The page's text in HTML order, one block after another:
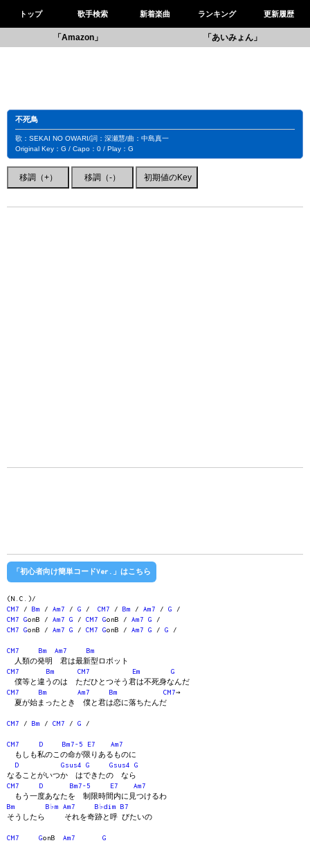
トップ 歌手検索 新着楽曲 ランキング 更新履歴
「Amazon」 「あいみょん」
不死鳥
歌：SEKAI NO OWARI/詞：深瀬慧/曲：中島真一
Original Key：G / Capo：0 / Play：G
「初心者向け簡単コードVer.」はこちら
(N.C.)/
CM7 / Bm / Am7 / G / CM7 / Bm / Am7 / G /
CM7
GonB / Am7 G / CM7 GonB / Am7 G /
CM7
GonB / Am7 G / CM7 GonB / Am7 G / G /
CM7 Bm Am7
Bm
人類の発明 君は最新型ロボット
CM7
Bm CM7 Em
G
僕等と違うのは ただひとつそう君は不死身なんだ
CM7
Bm Am7 Bm CM7→
夏が始まったとき 僕と君は恋に落ちたんだ
CM7 / Bm / CM7 / G /
CM7 D Bm7-5 E7
Am7
もしも私のこの命が限りあるものに
D
Gsus4 G Gsus4
G
なることがいつか はできたの なら
CM7
D Bm7-5 E7
Am7
もう一度あなたを 制限時間内に見つけるわ
Bm
B♭m Am7 B♭dim
B7
そうしたら それを奇跡と呼 びたいの
CM7 GonB Am7
G